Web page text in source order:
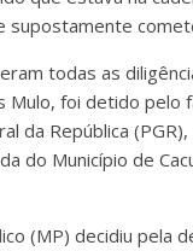
supostamente
todas as
Mulo, foi detido pelo
da República
do Município de
(MP) decidiu pela